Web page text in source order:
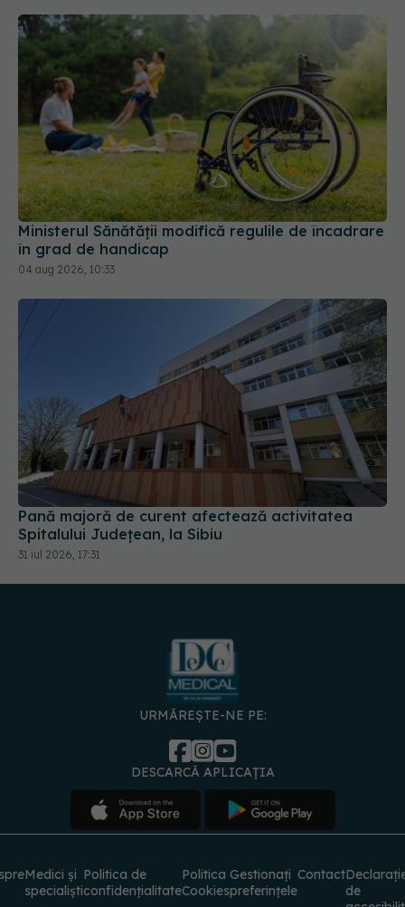
Ministerul Sănătății modifică regulile de încadrare
în grad de handicap
04 aug 2026, 10:33
Pană majoră de curent afectează activitatea
Spitalului Județean, la Sibiu
31 iul 2026, 17:31
URMĂREȘTE-NE PE:
DESCARCĂ APLICAȚIA
Medici și
specialiști
Politica de
confidențialitate
Politica
Cookies
Gestionați
preferințele
Contact
de